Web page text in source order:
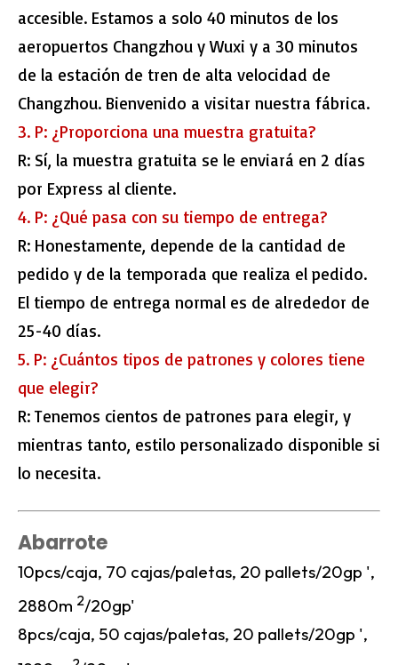
accesible. Estamos a solo 40 minutos de los
aeropuertos Changzhou y Wuxi y a 30 minutos
de la estación de tren de alta velocidad de
Changzhou. Bienvenido a visitar nuestra fábrica.
3. P: ¿Proporciona una muestra gratuita?
R: Sí, la muestra gratuita se le enviará en 2 días
por Express al cliente.
4. P: ¿Qué pasa con su tiempo de entrega?
R: Honestamente, depende de la cantidad de
pedido y de la temporada que realiza el pedido.
El tiempo de entrega normal es de alrededor de
25-40 días.
5. P: ¿Cuántos tipos de patrones y colores tiene
que elegir?
R: Tenemos cientos de patrones para elegir, y
mientras tanto, estilo personalizado disponible si
lo necesita.
Abarrote
10pcs/caja, 70 cajas/paletas, 20 pallets/20gp ',
2880m 2/20gp'
8pcs/caja, 50 cajas/paletas, 20 pallets/20gp ',